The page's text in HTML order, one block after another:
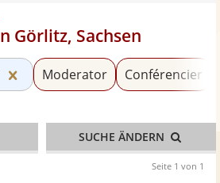
Görlitz, Sachsen
& Redner»
Kategorie «Trauerredner»
Moderator Conférencier
SUCHE ÄNDERN
Seite 1 von 1